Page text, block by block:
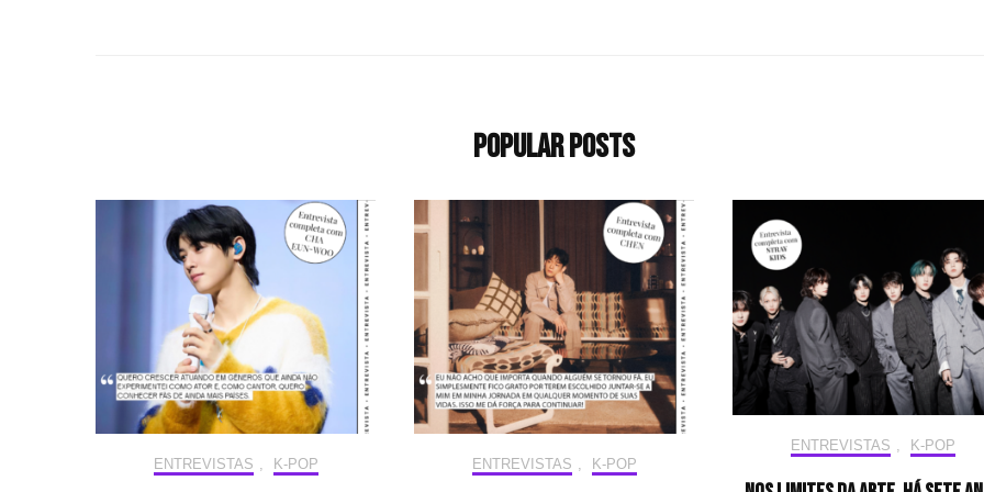
Popular Posts
ENTREVISTAS K-POP ENTREVISTAS K-POP
ENTREVISTAS K-POP